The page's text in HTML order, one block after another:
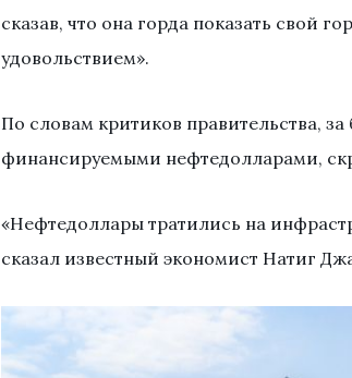
сказав, что она горда показать свой
удовольствием».
По словам критиков правительства,
финансируемыми нефтедолларами,
«Нефтедоллары тратились на
сказал известный экономист Натиг